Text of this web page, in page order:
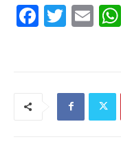
F
T
E